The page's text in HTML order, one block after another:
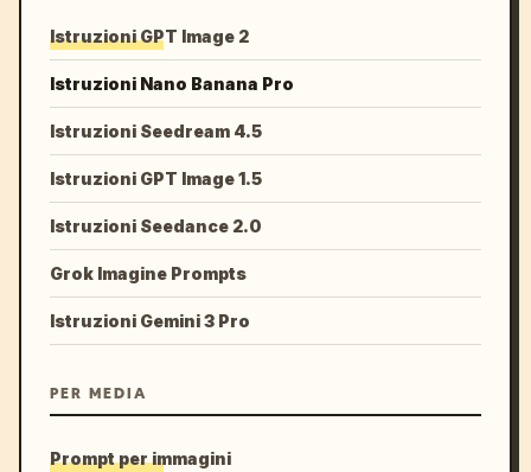
Istruzioni GPT Image 2
Istruzioni Nano Banana Pro
Istruzioni Seedream 4.5
Istruzioni GPT Image 1.5
Istruzioni Seedance 2.0
Grok Imagine Prompts
Istruzioni Gemini 3 Pro
PER MEDIA
Prompt per immagini